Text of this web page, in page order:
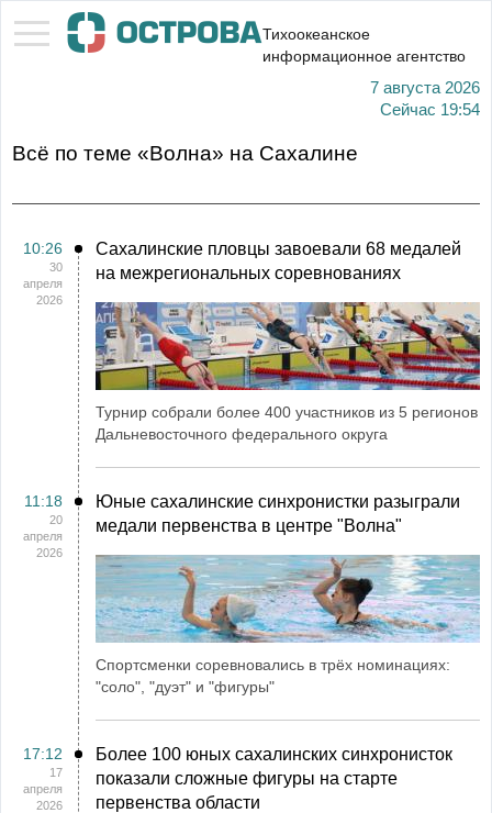
Тихоокеанское
информационное агентство
7 августа 2026
Сейчас 19:54
Всё по теме «Волна» на Сахалине
10:26
30
апреля
2026
Сахалинские пловцы завоевали 68 медалей
на межрегиональных соревнованиях
Турнир собрали более 400 участников из 5 регионов
Дальневосточного федерального округа
11:18
20
апреля
2026
Юные сахалинские синхронистки разыграли
медали первенства в центре "Волна"
Спортсменки соревновались в трёх номинациях:
"соло", "дуэт" и "фигуры"
17:12
17
апреля
2026
Более 100 юных сахалинских синхронисток
показали сложные фигуры на старте
первенства области